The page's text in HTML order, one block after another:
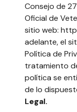
Consejo de
Oficial de
sitio web:
adelante, el
Política de
tratamiento
política se
de lo
Legal.